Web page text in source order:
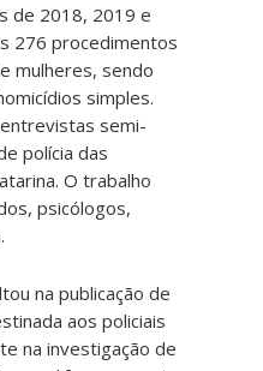
de 2018, 2019 e
276 procedimentos
mulheres, sendo
simples.
semi-
polícia das
O trabalho
psicólogos,
na publicação de
aos policiais
na investigação de